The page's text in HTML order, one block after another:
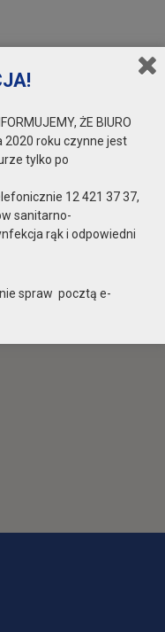
ŻE BIURO
2020 roku czynne jest
tylko po
12 421 37 37,
sanitarno-
rąk i odpowiedni
spraw pocztą e-